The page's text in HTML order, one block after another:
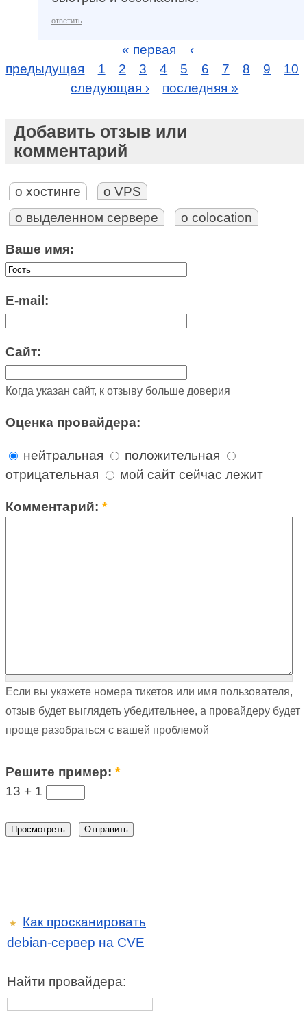
ответить
« первая
‹
предыдущая
1 2 3 4 5 6 7 8 9
10
следующая ›
последняя »
Добавить отзыв или
комментарий
о хостинге
о VPS
о выделенном сервере
о colocation
Ваше имя:
E-mail:
Сайт:
Когда указан сайт, к отзыву больше доверия
Оценка провайдера:
нейтральная
положительная
отрицательная
мой сайт сейчас лежит
Комментарий:*
Если вы укажете номера тикетов или имя пользователя,
отзыв будет выглядеть убедительнее, а провайдеру будет
проще разобраться с вашей проблемой
Решите пример:*
13 + 1
★
Как просканировать
debian-сервер на CVE
Найти провайдера: